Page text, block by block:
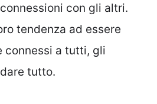
con gli altri.
tendenza ad essere
connessi a tutti, gli
tutto.